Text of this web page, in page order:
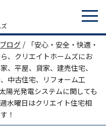
ログ /
「安心・安全・快適・
、クリエイトホームズにお
、平屋、貸家、建売住宅、
中古住宅、リフォーム工
陽光発電システムに関しても
水曜日はクリエイト住宅相
！